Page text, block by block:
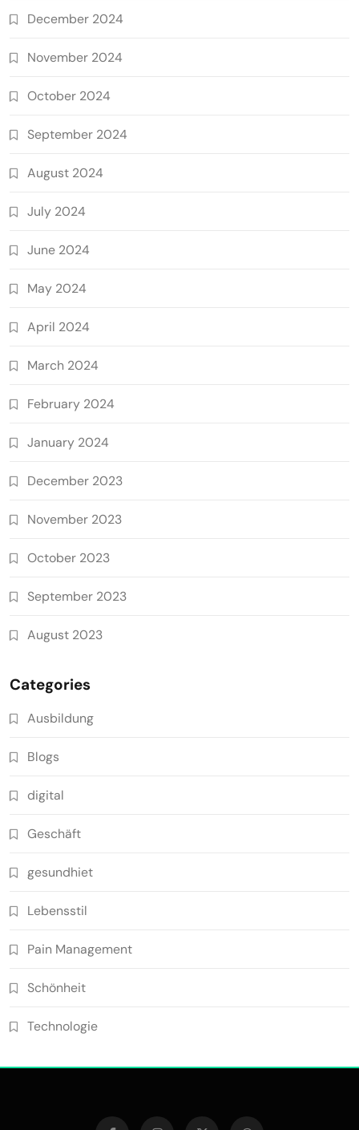
December 2024
November 2024
October 2024
September 2024
August 2024
July 2024
June 2024
May 2024
April 2024
March 2024
February 2024
January 2024
December 2023
November 2023
October 2023
September 2023
August 2023
Categories
Ausbildung
Blogs
digital
Geschäft
gesundhiet
Lebensstil
Pain Management
Schönheit
Technologie